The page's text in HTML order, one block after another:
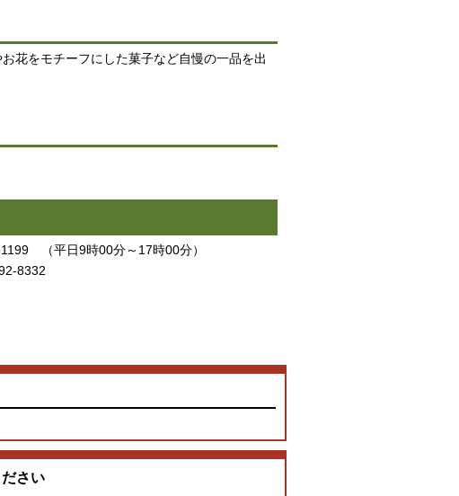
花をモチーフにした菓子など自慢の一品を出
（平日9時00分～17時00分）
8332
さい